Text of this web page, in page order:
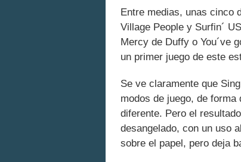
Entre medias, unas cinco
Village People y Surfin´
Mercy de Duffy o You´ve
un primer juego de este
Se ve claramente que
modos de juego, de
diferente. Pero el
desangelado, con un uso
sobre el papel, pero deja